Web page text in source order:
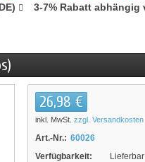
3-7% Rabatt abhängig
26,98 €
inkl. MwSt. zzgl. Versandkosten
Art.-Nr.: 60026
Verfügbarkeit:
Lieferbar